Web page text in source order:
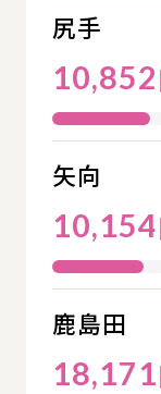
尻手
10,852
矢向
10,154
鹿島田
18,171